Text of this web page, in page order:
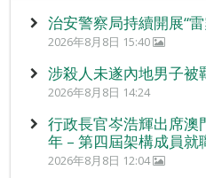
治安警察局持續開展“
2026年8月8日 15:40
涉殺人未遂內地男子被
2026年8月8日 14:24
行政長官岑浩輝出席澳
年 – 第四屆架構成員就
2026年8月8日 12:04